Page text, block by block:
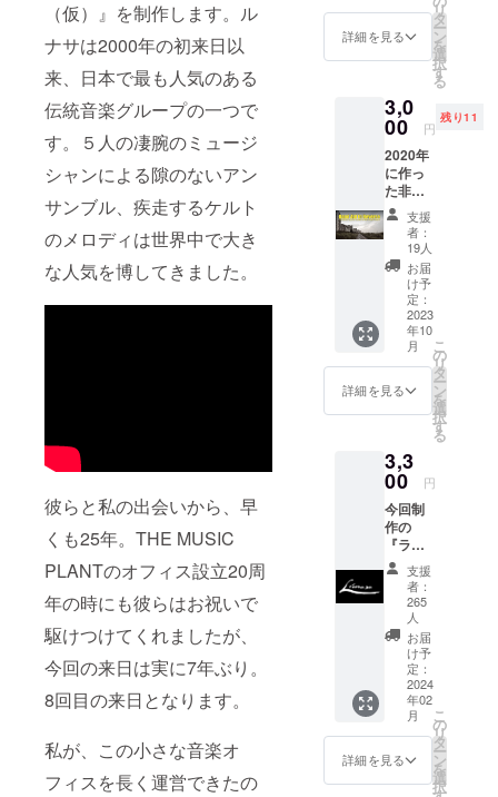
（仮）』を制作します。ル
ナサは2000年の初来日以
来、日本で最も人気のある
伝統音楽グループの一つで
す。５人の凄腕のミュージ
シャンによる隙のないアン
サンブル、疾走するケルト
のメロディは世界中で大き
な人気を博してきました。
彼らと私の出会いから、早
くも25年。THE MUSIC
PLANTのオフィス設立20周
年の時にも彼らはお祝いで
駆けつけてくれましたが、
今回の来日は実に7年ぶり。
8回目の来日となります。
私が、この小さな音楽オ
フィスを長く運営できたの
うのは
ありえ
常のお
礼メー
ル
（3,000
円）の
リター
ンとは
別に「1
行お
礼」と
いうこ
とにし
まし
た。リ
ピー
ターの
方の
利用く
ださ
い。追
加料金
は決済
の画面
上に
て、自
由に設
定でき
ます。
スト
リーミ
ングで
配信さ
もしれ
ません
し、断
捨離好
きの自
分とし
ては物
が増え
るのは
好き
じゃな
い。で
も応援
したい
な、参
加した
いなと
ちら
へ。
詳細を見る
リ
タ
ー
ン
を
選
択
す
る
3,0
00 円
残り11
2020年
に作っ
た非売
品の
チャリ
ティCD
で、
THE
MUSIC
PLANT
の代表
的な
アー
ティス
トが収
録され
す。詳
細は特
設ペー
ジへど
うぞ。
http://m
plant.co
m/Band
Aid/
まだ在
庫が僅
かなが
ら倉庫
にあっ
たの
で、こ
ちらで
放出し
支援
者：
19人
お届
け予
定：
2023
年10
月
詳細を見る
こ
の
リ
タ
ー
ン
を
選
択
す
る
3,3
00 円
今回制
作の
『ライ
ブ・イ
ン・
ジャパ
（仮）
』CD1
支援
者：
265
人
お届
け予
定：
2024
年02
月
詳細を見る
こ
の
リ
タ
ー
ン
を
選
択